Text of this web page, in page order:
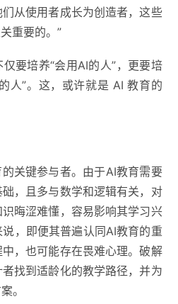
从使用者成长为创造者，这些
重要的。”
要培养“会用AI的人”，更要培
人”。这，或许就是 AI 教育的
关键参与者。由于AI教育需要
，且多与数学和逻辑有关，对
晦涩难懂，容易影响其学习兴
，即便其普遍认同AI教育的重
，也可能存在畏难心理。破解
找到适龄化的教学路径，并为
。